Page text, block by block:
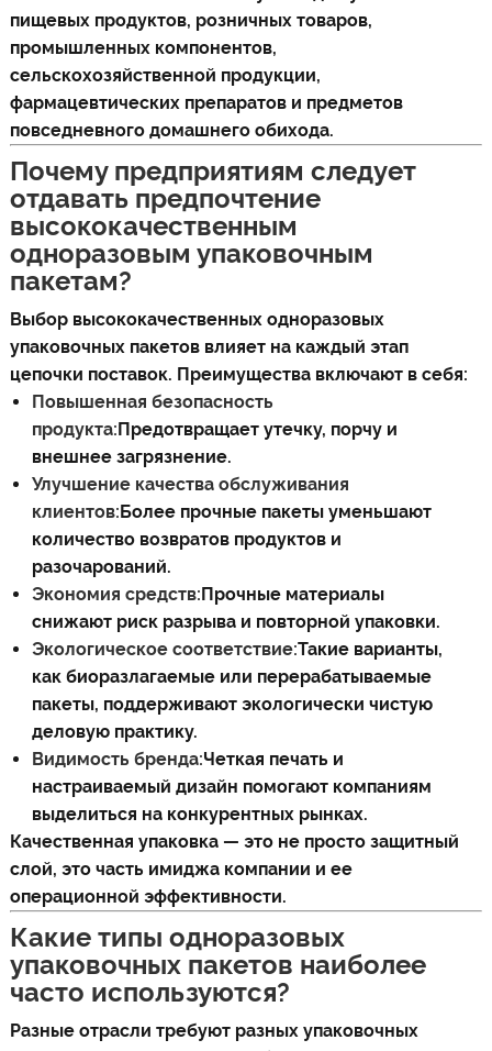
пищевых продуктов, розничных товаров,
промышленных компонентов,
сельскохозяйственной продукции,
фармацевтических препаратов и предметов
повседневного домашнего обихода.
Почему предприятиям следует
отдавать предпочтение
высококачественным
одноразовым упаковочным
пакетам?
Выбор высококачественных одноразовых
упаковочных пакетов влияет на каждый этап
цепочки поставок. Преимущества включают в себя:
Повышенная безопасность
продукта: Предотвращает утечку, порчу и
внешнее загрязнение.
Улучшение качества обслуживания
клиентов: Более прочные пакеты уменьшают
количество возвратов продуктов и
разочарований.
Экономия средств: Прочные материалы
снижают риск разрыва и повторной упаковки.
Экологическое соответствие:Такие варианты,
как биоразлагаемые или перерабатываемые
пакеты, поддерживают экологически чистую
деловую практику.
Видимость бренда:Четкая печать и
настраиваемый дизайн помогают компаниям
выделиться на конкурентных рынках.
Качественная упаковка — это не просто защитный
слой, это часть имиджа компании и ее
операционной эффективности.
Какие типы одноразовых
упаковочных пакетов наиболее
часто используются?
Разные отрасли требуют разных упаковочных